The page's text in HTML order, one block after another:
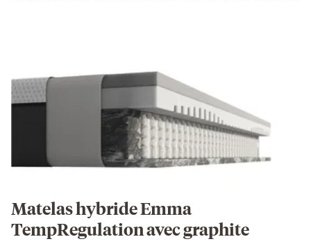
Matelas hybride Emma
TempRegulation avec graphite